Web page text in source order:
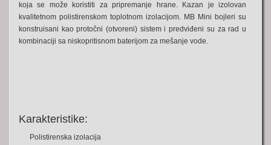
koja se može koristiti za pripremanje hrane. Kazan je izolovan
kvalitetnom polistirenskom toplotnom izolacijom. MB Mini bojleri su
konstruisani kao protočni (otvoreni) sistem i predviđeni su za rad u
kombinaciji sa niskopritisnom baterijom za mešanje vode.
Karakteristike:
Polistirenska izolacija